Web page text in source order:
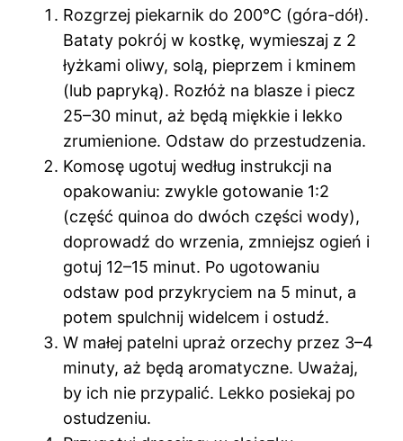
Rozgrzej piekarnik do 200°C (góra-dół).
Bataty pokrój w kostkę, wymieszaj z 2
łyżkami oliwy, solą, pieprzem i kminem
(lub papryką). Rozłóż na blasze i piecz
25–30 minut, aż będą miękkie i lekko
zrumienione. Odstaw do przestudzenia.
Komosę ugotuj według instrukcji na
opakowaniu: zwykle gotowanie 1:2
(część quinoa do dwóch części wody),
doprowadź do wrzenia, zmniejsz ogień i
gotuj 12–15 minut. Po ugotowaniu
odstaw pod przykryciem na 5 minut, a
potem spulchnij widelcem i ostudź.
W małej patelni upraż orzechy przez 3–4
minuty, aż będą aromatyczne. Uważaj,
by ich nie przypalić. Lekko posiekaj po
ostudzeniu.